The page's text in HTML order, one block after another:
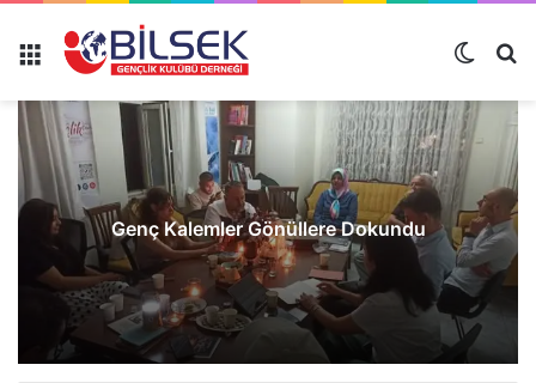
Genç Kalemler Gönüllere Dokundu